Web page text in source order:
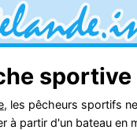
sportive
, les pêcheurs sportifs
à partir d'un bateau en